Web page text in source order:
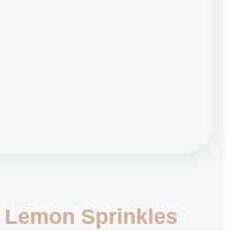
Sprinkles